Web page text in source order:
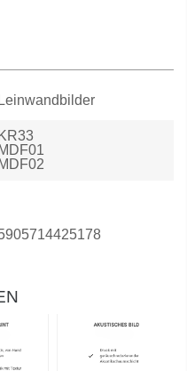
Leinwandbilder
KR33
MDF01
MDF02